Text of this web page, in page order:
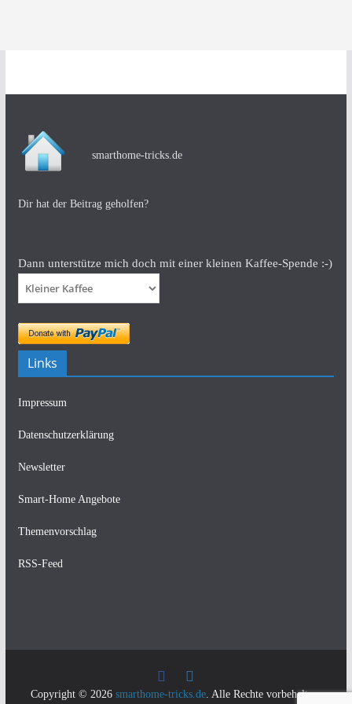
smarthome-tricks.de
Dir hat der Beitrag geholfen?
Dann unterstütze mich doch mit einer kleinen Kaffee-Spende :-)
Links
Impressum
Datenschutzerklärung
Newsletter
Smart-Home Angebote
Themenvorschlag
RSS-Feed
Copyright © 2026 smarthome-tricks.de. Alle Rechte vorbehalten.